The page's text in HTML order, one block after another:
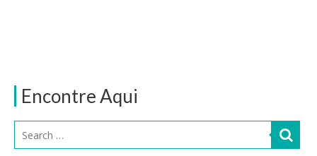
Encontre Aqui